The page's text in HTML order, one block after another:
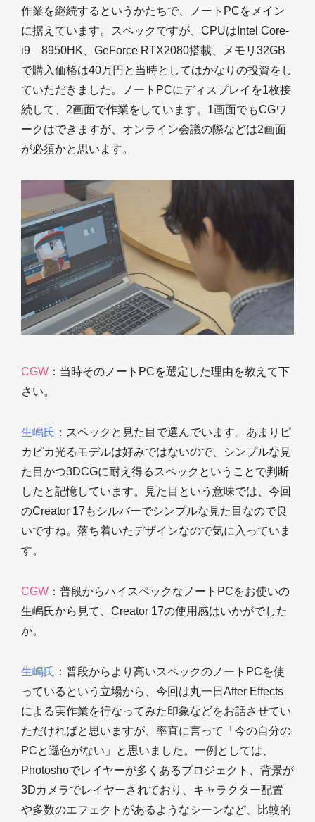
作業を継続するというかたちで、ノートPCをメイン
に据えています。スペックですが、CPUはIntel Core-
i9 8950HK、GeForce RTX2080搭載、メモリ32GB
で購入価格は40万円と当時としてはかなりの投資をし
ていただきました。ノートPCにディスプレイを1枚接
続して、2画面で作業をしています。1画面でもCGワ
ークはできますが、オンライン会議の際などは2画面
が必須かと思います。
CGW ：当時そのノートPCを選定した理由を教えて下
さい。
生嶋氏 ：スペックと見た目で選んでいます。あまりピ
カピカ光るモデルは好みではないので、シンプルな見
た目かつ3DCGに耐え得るスペックということで判断
したと記憶しています。見た目という意味では、今回
のCreator 17もシルバーでシンプルな見た目なので良
いですね。落ち着いたデザインなので気に入っていま
す。
CGW ：普段からハイスペックなノートPCをお使いの
生嶋氏から見て、Creator 17の使用感はいかがでした
か。
生嶋氏 ：普段からより高いスペックのノートPCを使
っているという立場から、今回は丸一日After Effects
による実作業を行なってみた印象などをお話させてい
ただければと思いますが、率直に言って「今の自分の
PCと遜色がない」と思いました。一例としては、
Photoshoでレイヤーが多くあるプロジェクト、背景が
3Dカメラでレイヤーされており、キャラクター配置
や多数のエフェクトがあるようなシーンなど、比較的